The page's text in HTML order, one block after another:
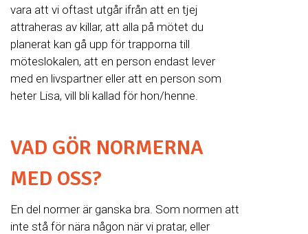
vara att vi oftast utgår ifrån att en tjej
attraheras av killar, att alla på mötet du
planerat kan gå upp för trapporna till
möteslokalen, att en person endast lever
med en livspartner eller att en person som
heter Lisa, vill bli kallad för hon/henne.
VAD GÖR NORMERNA
MED OSS?
En del normer är ganska bra. Som normen att
inte stå för nära någon när vi pratar, eller